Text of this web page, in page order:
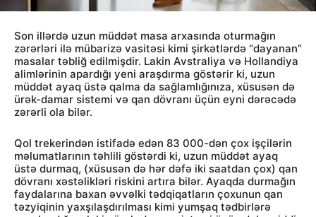
Son illərdə uzun müddət masa arxasında oturmağın
zərərləri ilə mübarizə vasitəsi kimi şirkətlərdə “dayanan”
masalar təbliğ edilmişdir. Lakin Avstraliya və Hollandiya
alimlərinin apardığı yeni araşdırma göstərir ki, uzun
müddət ayaq üstə qalma da sağlamlığınıza, xüsusən də
ürək-damar sistemi və qan dövranı üçün eyni dərəcədə
zərərli ola bilər.
Qol trekerindən istifadə edən 83 000-dən çox işçilərin
məlumatlarının təhlili göstərdi ki, uzun müddət ayaq
üstə durmaq, (xüsusən də hər dəfə iki saatdan çox) qan
dövranı xəstəlikləri riskini artıra bilər. Ayaqda durmağın
faydalarına baxan əvvəlki tədqiqatların çoxunun qan
təzyiqinin yaxşılaşdırılması kimi yumşaq tədbirlərə